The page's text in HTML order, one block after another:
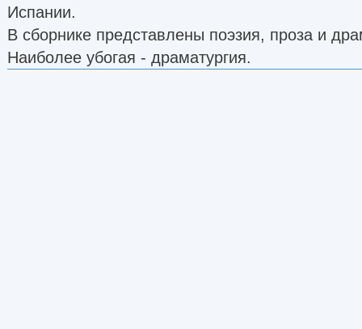
Испании.
В сборнике представлены поэзия, проза и
Наиболее убогая - драматургия.